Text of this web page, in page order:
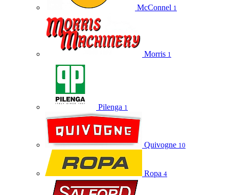
McConnel 1
Morris 1
Pilenga 1
Quivogne 10
Ropa 4